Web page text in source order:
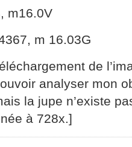
m16.0V
m 16.03G
de
analyser mon
la jupe n’existe
à 728x.]